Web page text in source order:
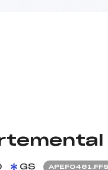
GS APEF0461.FFS